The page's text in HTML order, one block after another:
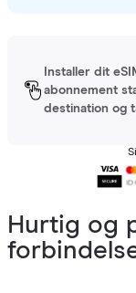
Installer dit
abonnement
destination og
Hurtig og